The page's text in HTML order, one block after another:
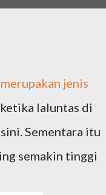
jenis
laluntas di
Sementara itu
semakin tinggi